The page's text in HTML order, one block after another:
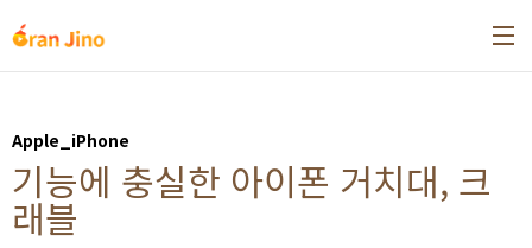
Apple_iPhone
기능에 충실한 아이폰 거치대, 크
래블